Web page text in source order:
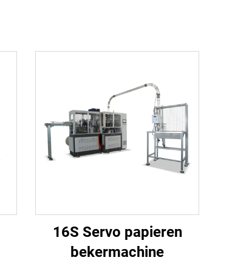
16S Servo papieren
bekermachine